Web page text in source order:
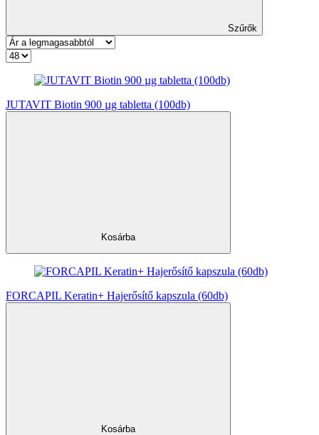
Szűrők
JUTAVIT Biotin 900 µg tabletta (100db)
Kosárba
FORCAPIL Keratin+ Hajerősítő kapszula (60db)
Kosárba